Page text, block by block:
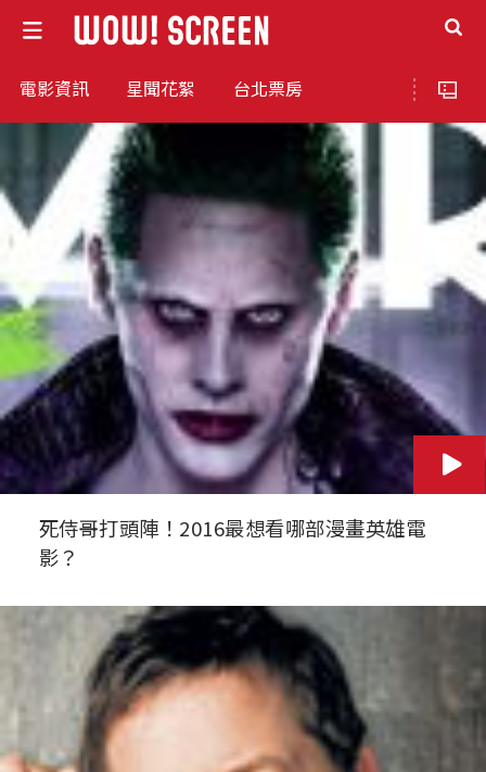
電影資訊 星聞花絮 台北票房
死侍哥打頭陣！2016最想看哪部漫畫英雄電
影？